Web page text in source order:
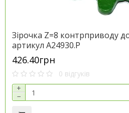
Зірочка Z=8 контрприводу
артикул A24930.P
426.40грн
0 відгуків
+
−